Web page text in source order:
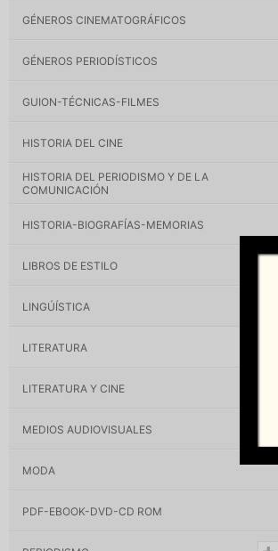
GÉNEROS CINEMATOGRÁFICOS
GÉNEROS PERIODÍSTICOS
GUION-TÉCNICAS-FILMES
HISTORIA DEL CINE
HISTORIA DEL PERIODISMO Y DE LA
COMUNICACIÓN
HISTORIA-BIOGRAFÍAS-MEMORIAS
LIBROS DE ESTILO
LINGÚÍSTICA
LITERATURA
LITERATURA Y CINE
MEDIOS AUDIOVISUALES
MODA
PDF-EBOOK-DVD-CD ROM